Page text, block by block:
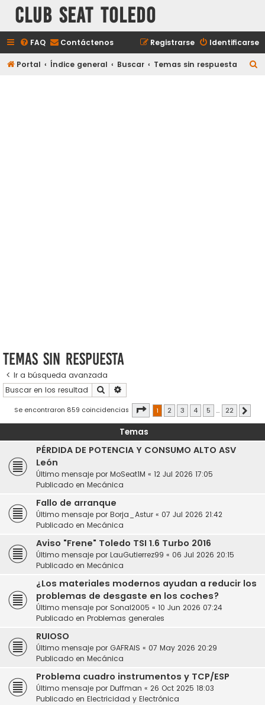
Club Seat Toledo
FAQ Contáctenos Identificarse
Registrarse
Portal Índice general Buscar Temas sin respuesta
Temas sin respuesta
Ir a búsqueda avanzada
Buscar
Se encontraron 859 coincidencias Página de 22
1 2 3 4 5 … 22
Temas
PÉRDIDA DE POTENCIA Y CONSUMO ALTO ASV
León
Último mensaje por MoSeat1M « 12 Jul 2026 17:05
Publicado en Mecánica
Fallo de arranque
Último mensaje por Borja_Astur « 07 Jul 2026 21:42
Publicado en Mecánica
Aviso "Frene" Toledo TSI 1.6 Turbo 2016
Último mensaje por LauGutierrez99 « 06 Jul 2026 20:15
Publicado en Mecánica
¿Los materiales modernos ayudan a reducir los
problemas de desgaste en los coches?
Último mensaje por Sonal2005 « 10 Jun 2026 07:24
Publicado en Problemas generales
RUIOSO
Último mensaje por GAFRAIS « 07 May 2026 20:29
Publicado en Mecánica
Problema cuadro instrumentos y TCP/ESP
Último mensaje por Duffman « 26 Oct 2025 18:03
Publicado en Electricidad y Electrónica